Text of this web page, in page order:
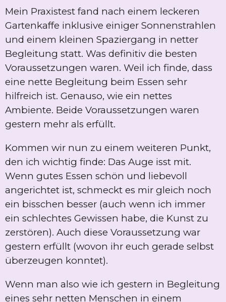
Mein Praxistest fand nach einem leckeren
Gartenkaffe inklusive einiger Sonnenstrahlen
und einem kleinen Spaziergang in netter
Begleitung statt. Was definitiv die besten
Voraussetzungen waren. Weil ich finde, dass
eine nette Begleitung beim Essen sehr
hilfreich ist. Genauso, wie ein nettes
Ambiente. Beide Voraussetzungen waren
gestern mehr als erfüllt.
Kommen wir nun zu einem weiteren Punkt,
den ich wichtig finde: Das Auge isst mit.
Wenn gutes Essen schön und liebevoll
angerichtet ist, schmeckt es mir gleich noch
ein bisschen besser (auch wenn ich immer
ein schlechtes Gewissen habe, die Kunst zu
zerstören). Auch diese Voraussetzung war
gestern erfüllt (wovon ihr euch gerade selbst
überzeugen konntet).
Wenn man also wie ich gestern in Begleitung
eines sehr netten Menschen in einem